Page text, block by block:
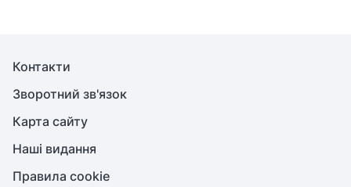
Контакти
Зворотний зв'язок
Карта сайту
Наші видання
Правила cookie